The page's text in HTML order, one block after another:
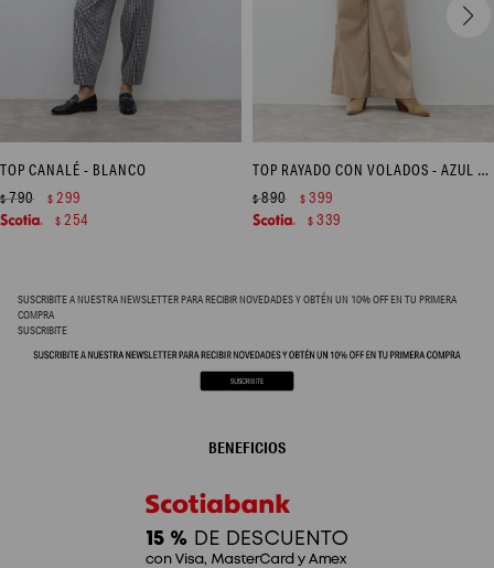
TOP CANALÉ - BLANCO
$790 $ 299
$ 254
TOP RAYADO CON VOLADOS - AZUL MARINO
$890 $ 399
$ 339
SUSCRIBITE A NUESTRA NEWSLETTER PARA RECIBIR NOVEDADES Y OBTÉN UN 10% OFF EN TU PRIMERA
COMPRA
SUSCRIBITE
BENEFICIOS